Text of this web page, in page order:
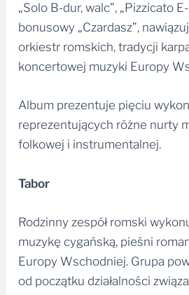
„Solo B-dur, walc”, „Pizzicato
bonusowy „Czardasz”,
orkiestr romskich, tradycji
koncertowej muzyki Europy
Album prezentuje pięciu
reprezentujących różne nurty
folkowej i instrumentalnej.
Tabor
Rodzinny zespół romski
muzykę cygańską, pieśni
Europy Wschodniej. Grupa
od początku działalności